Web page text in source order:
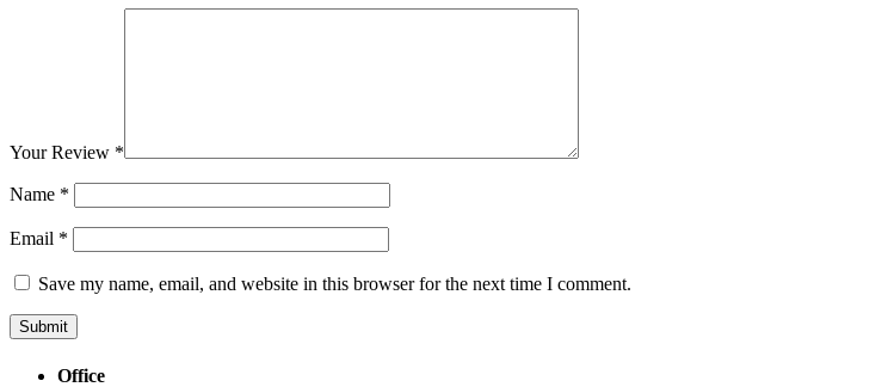
Your Review *
Name *
Email *
Save my name, email, and website in this browser for the next time I comment.
Office